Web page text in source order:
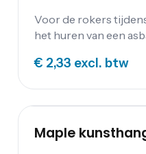
Voor de rokers
het huren van een
modellen op
€ 2,33 excl. btw
Maple